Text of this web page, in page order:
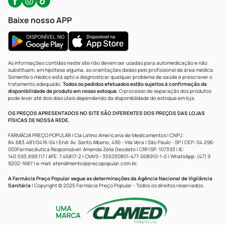
Baixe nosso APP
As informações contidas neste site não devem ser usadas para automedicação e não
substituem, em hipótese alguma, as orientações dadas pelo profissional da área médica.
Somente o médico está apto a diagnosticar qualquer problema de saúde e prescrever o
tratamento adequado. Todos os pedidos efetuados estão sujeitos à confirmação da
disponibilidade de produto em nosso estoque.O processo de separação dos produtos
pode levar até dois dias úteis dependendo da disponibilidade do estoque em loja.
OS PREÇOS APRESENTADOS NO SITE SÃO DIFERENTES DOS PREÇOS DAS LOJAS
FÍSICAS DE NOSSA REDE.
FARMÁCIA PREÇO POPULAR | Cia Latino Americana de Medicamentos | CNPJ:
84.683.481/0416-04 | End: Av. Santo Albano, 490 - Vila Vera | São Paulo - SP | CEP: 04.296-
000Farmacêutica Responsável: Amanda Zelia Deodato | CRF/SP: 107393 | IE:
140.593.699.117 | AFE: 7.45817-2 | CMVS - 355030801-477-008910-1-0 | WhatsApp: (47) 9
9202-1687 | e-mail: atendimento@precopopular.com.br.
A Farmácia Preço Popular segue as determinações da Agência Nacional de Vigilância
Sanitária | Copyright © 2025 Farmácia Preço Popular - Todos os direitos reservados.
UMA
MARCA